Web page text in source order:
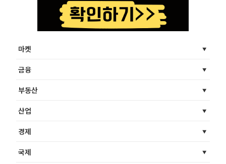
마켓
금융
부동산
산업
경제
국제